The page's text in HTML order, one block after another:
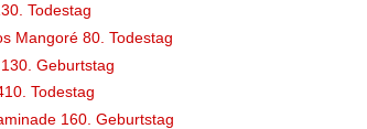
Todestag
Mangoré 80. Todestag
Geburtstag
Todestag
160. Geburtstag